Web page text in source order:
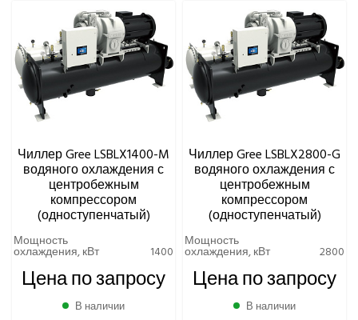
Чиллер Gree LSBLX1400-M
водяного охлаждения с
центробежным
компрессором
(одноступенчатый)
Мощность
охлаждения, кВт 1400
Цена по запросу
В наличии
Чиллер Gree LSBLX2800-G
водяного охлаждения с
центробежным
компрессором
(одноступенчатый)
Мощность
охлаждения, кВт 2800
Цена по запросу
В наличии